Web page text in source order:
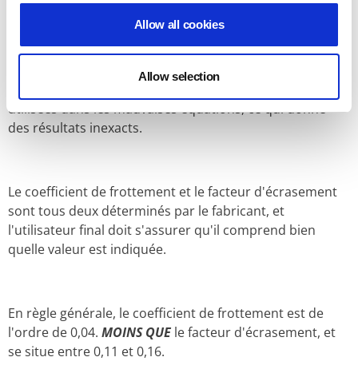
Allow all cookies
Allow selection
assemblage boulonné. Cependant, il ne s'agit
même chose etles termes ne peuvent pas être utilisés
de manière interchangeable. Malheureusement, ces
utilisées dans les mauvaises équations, ce qui donne
des résultats inexacts.
Le coefficient de frottement et le facteur d'écrasement
sont tous deux déterminés par le fabricant, et
l'utilisateur final doit s'assurer qu'il comprend bien
quelle valeur est indiquée.
En règle générale, le coefficient de frottement est de
l'ordre de 0,04. MOINS QUE le facteur d'écrasement, et
se situe entre 0,11 et 0,16.